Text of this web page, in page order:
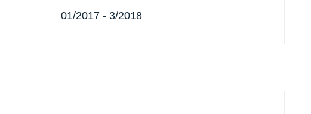
01/2017 - 3/2018